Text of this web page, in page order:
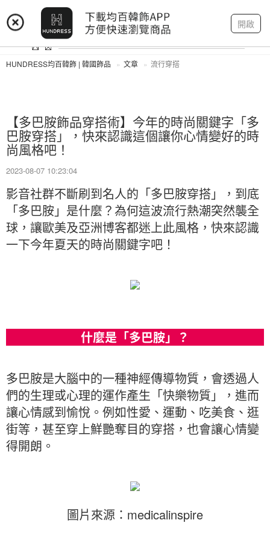
開啟
登入 註冊 我的帳戶
HUNDRESS均百韓飾 | 韓國飾品 文章 流行穿搭
【多巴胺飾品穿搭術】今年的時尚關鍵字「多
巴胺穿搭」，快來認識這個讓你心情變好的時
尚風格吧！
2023-08-07 10:23:04
影音社群不斷刷到名人的「多巴胺穿搭」，到底
「多巴胺」是什麼？為何這波流行熱潮突然襲全
球，讓歐美及亞洲博客都迷上此風格，快來認識
一下今年夏天的時尚關鍵字吧！
什麼是「多巴胺」？
多巴胺是大腦中的一種神經傳導物質，會透過人
們的生理或心理的運作產生「快樂物質」，進而
讓心情感到愉悅。例如性愛、運動、吃美食、逛
街等，甚至穿上鮮艷奪目的穿搭，也會讓心情變
得開朗。
圖片來源：medicalinspire